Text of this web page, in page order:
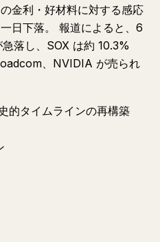
金利・好材料に対する感応
日下落。 報道によると、6
落し、SOX は約 10.3%
、NVIDIA が売られ
的タイムラインの再構築